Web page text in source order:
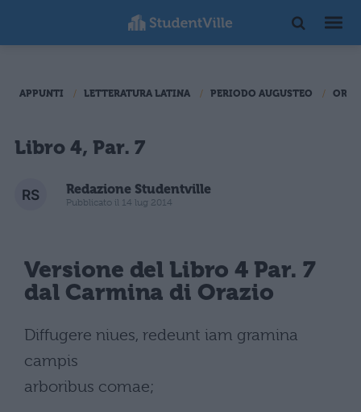
APPUNTI LETTERATURA LATINA PERIODO AUGUSTEO
Libro 4, Par. 7
Redazione Studentville
Pubblicato il 14 lug 2014
Versione del Libro 4 Par. 7
dal Carmina di Orazio
Diffugere niues, redeunt iam gramina
campis
arboribus comae;